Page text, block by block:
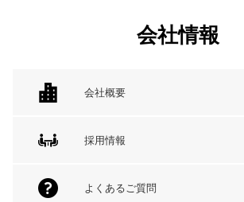
会社情報
会社概要
採用情報
よくあるご質問